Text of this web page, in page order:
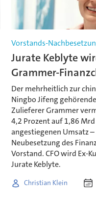
Vorstands-
Jurate Keblyte
Grammer-
Der mehrheitlich zur
Ningbo Jifeng
Zulieferer Grammer
4,2 Prozent auf 1,86 Mrd
angestiegenen Umsatz
Neubesetzung des
Vorstand. CFO wird Ex-
Jurate Keblyte.
Christian Klein